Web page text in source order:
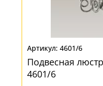
4601/6
Подвесная
4601/6